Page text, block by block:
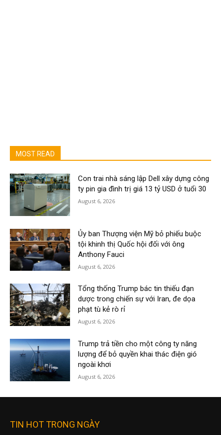
MOST READ
Con trai nhà sáng lập Dell xây dựng công
ty pin gia đình trị giá 13 tỷ USD ở tuổi 30
August 6, 2026
Ủy ban Thượng viện Mỹ bỏ phiếu buộc
tội khinh thị Quốc hội đối với ông
Anthony Fauci
August 6, 2026
Tổng thống Trump bác tin thiếu đạn
dược trong chiến sự với Iran, đe dọa
phạt tù kẻ rò rỉ
August 6, 2026
Trump trả tiền cho một công ty năng
lượng để bỏ quyền khai thác điện gió
ngoài khơi
August 6, 2026
TIN HOT TRONG NGÀY